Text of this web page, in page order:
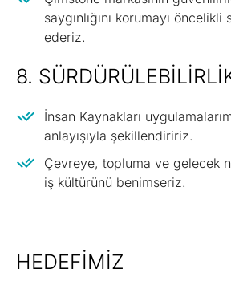
saygınlığını korumayı
ederiz.
8.
İnsan Kaynakları
anlayışıyla şekillendiririz.
Çevreye, topluma ve gelecek
iş kültürünü benimseriz.
HEDEFIMIZ